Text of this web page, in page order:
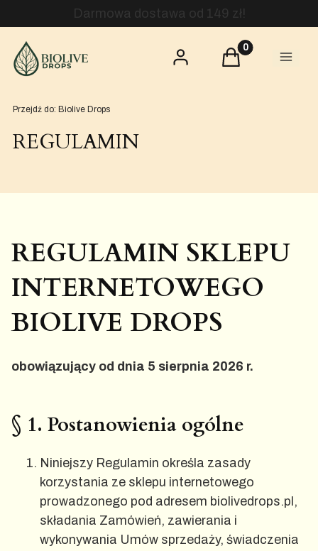
Darmowa dostawa od 149 zł!
Zaloguj sięProdukty w
Koszyk Menu
Przejdź do: Biolive Drops
REGULAMIN
REGULAMIN SKLEPU
INTERNETOWEGO
BIOLIVE DROPS
obowiązujący od dnia 5 sierpnia 2026 r.
§ 1. Postanowienia ogólne
Niniejszy Regulamin określa zasady
korzystania ze sklepu internetowego
prowadzonego pod adresem biolivedrops.pl,
składania Zamówień, zawierania i
wykonywania Umów sprzedaży, świadczenia